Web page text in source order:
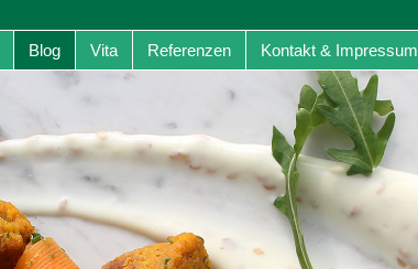
Blog Vita Referenzen Kontakt & Impressum